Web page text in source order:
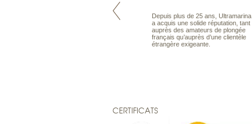
Maldives à la Carte propose tous
Depuis plus de 25 ans, Ultramarina
a acquis une solide réputation, tant
auprès des amateurs de plongée
français qu’auprès d’une clientèle
étrangère exigeante.
CERTIFICATS